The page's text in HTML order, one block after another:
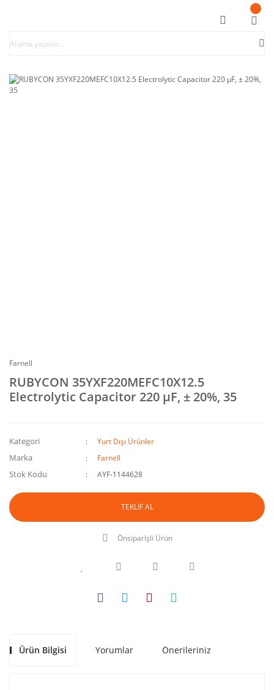
Farnell
RUBYCON 35YXF220MEFC10X12.5
Electrolytic Capacitor 220 µF, ± 20%, 35
Kategori Yurt Dışı Ürünler
Marka Farnell
Stok Kodu AYF-1144628
TEKLİF AL
Önsiparişli Ürün
Ürün Bilgisi Yorumlar Önerileriniz